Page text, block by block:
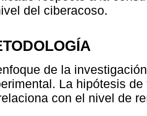
del ciberacoso.
de la
La hipótesis
con el nivel de